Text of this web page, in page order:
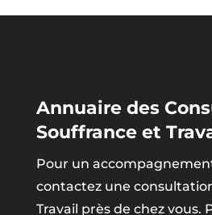
Annuaire des
Souffrance et
Pour un
contactez une
Travail près de chez vous.